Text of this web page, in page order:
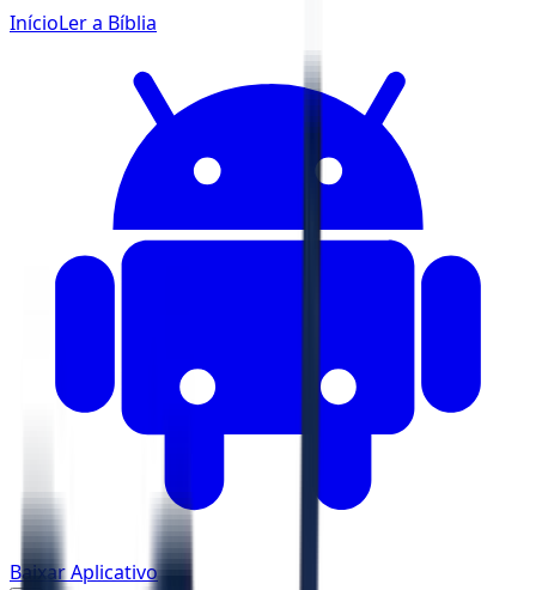
InícioLer a Bíblia
Baixar Aplicativo